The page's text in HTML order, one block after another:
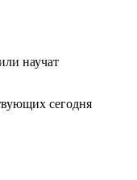
научат
сегодня